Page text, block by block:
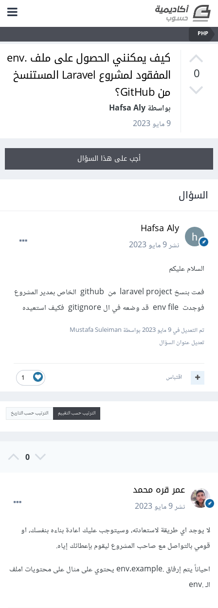
PHP
0
كيف يمكنني الحصول على ملف .env
المفقود لمشروع Laravel المستنسخ
من GitHub؟
بواسطة Hafsa Aly
9 مايو 2023
أجب على هذا السؤال
السؤال
Hafsa Aly
نشر9 مايو 2023
السلام عليكم
فمت بنسخ laravel project من github الخاص بمدير المشروع
فوجدت env file قد وضعه في ال gitignore فكيف استعيده
تم التعديل في9 مايو 2023
بواسطة Mustafa Suleiman
تعديل عنوان السؤال
1 اقتباس
الترتيب حسب التقييم الترتيب حسب التاريخ
0
عمر قره محمد
نشر9 مايو 2023
لا يوجد اي طريقة لاستعادته، وسيتوجب عليك اعادة بناءه بنفسك، او
قومي بالتواصل مع صاحب المشروع ليقوم بإعطائك إياه.
احياناً يتم إرفاق .env.example يحتوي على مثال على محتويات املف
الـ .env